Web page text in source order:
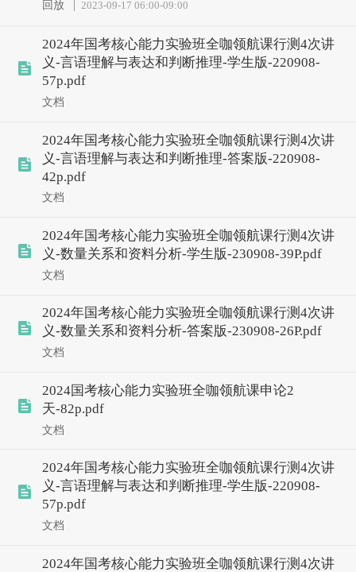
回放 2023-09-17 06:00-09:00
2024年国考核心能力实验班全咖领航课行测4次讲
义-言语理解与表达和判断推理-学生版-220908-
57p.pdf
文档
2024年国考核心能力实验班全咖领航课行测4次讲
义-言语理解与表达和判断推理-答案版-220908-
42p.pdf
文档
2024年国考核心能力实验班全咖领航课行测4次讲
义-数量关系和资料分析-学生版-230908-39P.pdf
文档
2024年国考核心能力实验班全咖领航课行测4次讲
义-数量关系和资料分析-答案版-230908-26P.pdf
文档
2024国考核心能力实验班全咖领航课申论2
天-82p.pdf
文档
2024年国考核心能力实验班全咖领航课行测4次讲
义-言语理解与表达和判断推理-学生版-220908-
57p.pdf
文档
2024年国考核心能力实验班全咖领航课行测4次讲